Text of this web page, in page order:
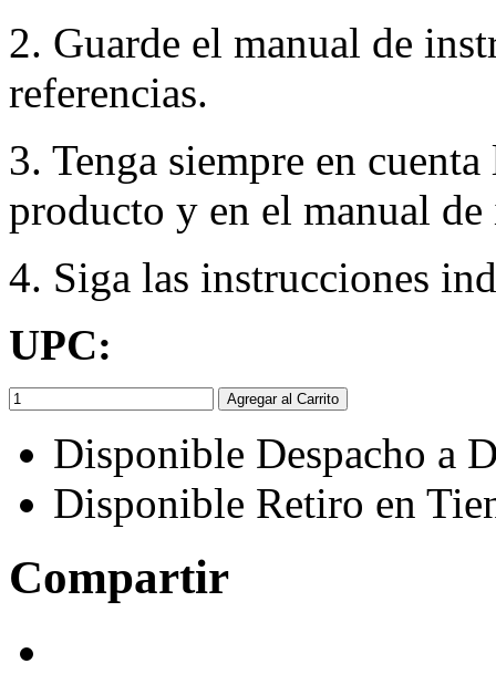
2. Guarde el manual de
referencias.
3. Tenga siempre en
producto y en el manual
4. Siga las instrucciones
UPC:
Agregar al Carrito
Disponible Despacho a
Disponible Retiro en
Compartir